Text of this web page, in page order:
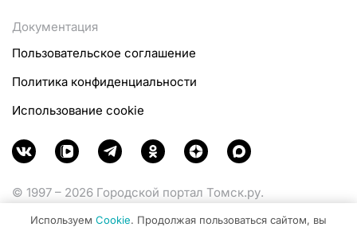
Документация
Пользовательское соглашение
Политика конфиденциальности
Использование cookie
© 1997 – 2026 Городской портал Томск.ру.
Используем Cookie. Продолжая пользоваться сайтом, вы